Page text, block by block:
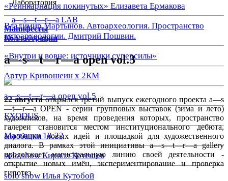
«Реинкарнация покинутых» Елизавета Ермакова
Владимир Мартынов. Автоархеология. Пространство
автоархеологии. Дмитрий Пошвин.
«Внутри и вовне: источники суперсилы»
Артур Кривошеин х 2КМ
a—s—t—r—a open vol.5
EXODUS
Малышки 18:22
solo show Кирилл Котешов
solo show Илья Кутобой
Лаборатория
a—s—t—r—a LAB
Манифесты
Коллаборации
a—s—t—r—a open vol.3
22 августаоткрылся третий выпуск ежегодного проекта a—s
—t—r—a OPEN - серии групповых выставок (зима и лето)
художников, на время проведения которых, пространство
галереи становится местом институционального дебюта,
апробации новых идей и площадкой для художественного
диалога. В рамках этой инициативы a—s—t—r—a gallery
продолжает магистральную линию своей деятельности -
открытие новых имён, экспериментирование и проверка
гипотез.